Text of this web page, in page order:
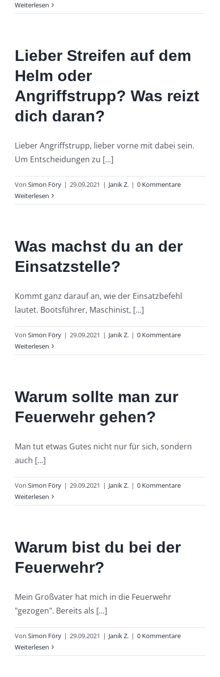
Weiterlesen
Lieber Streifen auf dem
Helm oder
Angriffstrupp? Was reizt
dich daran?
Lieber Angriffstrupp, lieber vorne mit dabei sein.
Um Entscheidungen zu [...]
Von Simon Föry | 29.09.2021 | Janik Z. | 0 Kommentare
Weiterlesen
Was machst du an der
Einsatzstelle?
Kommt ganz darauf an, wie der Einsatzbefehl
lautet. Bootsführer, Maschinist, [...]
Von Simon Föry | 29.09.2021 | Janik Z. | 0 Kommentare
Weiterlesen
Warum sollte man zur
Feuerwehr gehen?
Man tut etwas Gutes nicht nur für sich, sondern
auch [...]
Von Simon Föry | 29.09.2021 | Janik Z. | 0 Kommentare
Weiterlesen
Warum bist du bei der
Feuerwehr?
Mein Großvater hat mich in die Feuerwehr
"gezogen". Bereits als [...]
Von Simon Föry | 29.09.2021 | Janik Z. | 0 Kommentare
Weiterlesen